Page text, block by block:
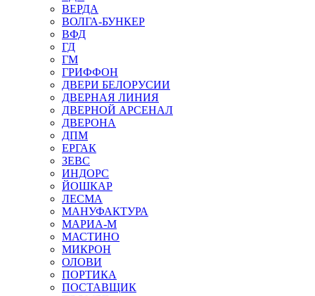
ВЕРДА
ВОЛГА-БУНКЕР
ВФД
ГД
ГМ
ГРИФФОН
ДВЕРИ БЕЛОРУСИИ
ДВЕРНАЯ ЛИНИЯ
ДВЕРНОЙ АРСЕНАЛ
ДВЕРОНА
ДПМ
ЕРГАК
ЗЕВС
ИНДОРС
ЙОШКАР
ЛЕСМА
МАНУФАКТУРА
МАРИА-М
МАСТИНО
МИКРОН
ОЛОВИ
ПОРТИКА
ПОСТАВЩИК